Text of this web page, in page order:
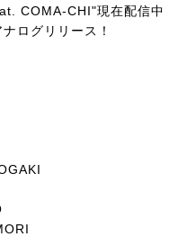
COMA-CHI"現在配信中
ログリリース！